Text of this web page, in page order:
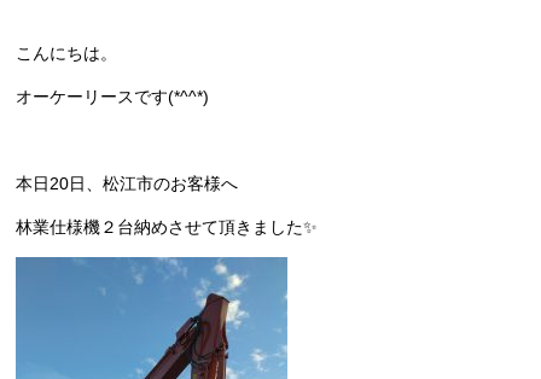
こんにちは。
オーケーリースです(*^^*)
本日20日、松江市のお客様へ
林業仕様機２台納めさせて頂きました✨